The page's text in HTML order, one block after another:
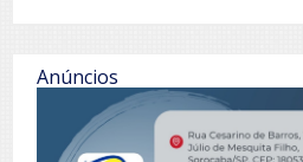
Anúncios